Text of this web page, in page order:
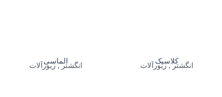
کلاسیک
انگشتر, زیورآلات
الماسی
انگشتر, زیورآلات